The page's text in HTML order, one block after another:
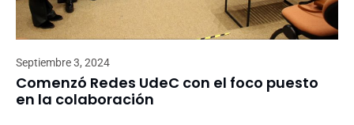
Septiembre 3, 2024
Comenzó Redes UdeC con el foco puesto
en la colaboración